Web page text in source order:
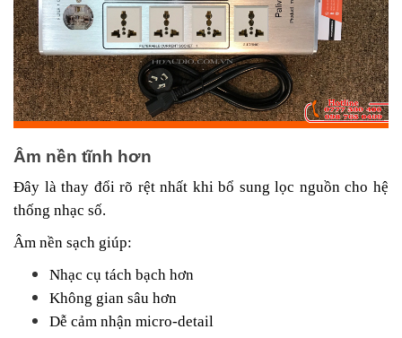
Âm nền tĩnh hơn
Đây là thay đổi rõ rệt nhất khi bổ sung lọc nguồn cho hệ
thống nhạc số.
Âm nền sạch giúp:
Nhạc cụ tách bạch hơn
Không gian sâu hơn
Dễ cảm nhận micro-detail